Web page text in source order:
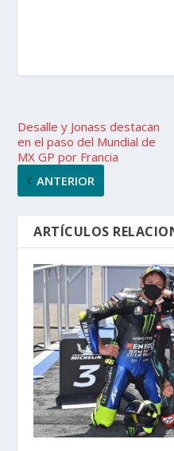
Desalle y Jonass destacan
en el paso del Mundial de
MX GP por Francia
ANTERIOR
ARTÍCULOS